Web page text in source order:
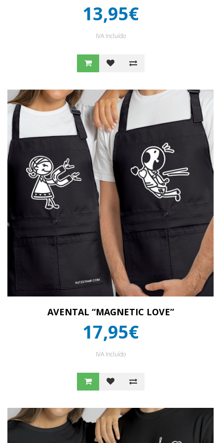
13,95€
IVA Incluído
AVENTAL “MAGNETIC LOVE”
17,95€
IVA Incluído